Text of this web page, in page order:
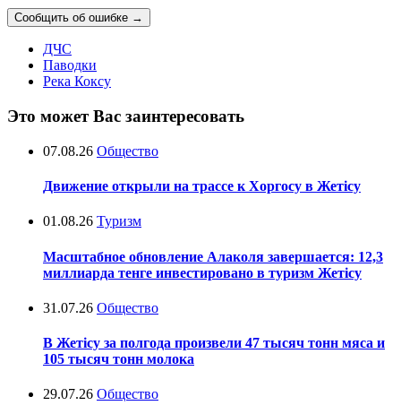
Сообщить об ошибке →
ДЧС
Паводки
Река Коксу
Это может Вас заинтересовать
07.08.26 Общество
Движение открыли на трассе к Хоргосу в Жетісу
01.08.26 Туризм
Масштабное обновление Алаколя завершается: 12,3
миллиарда тенге инвестировано в туризм Жетісу
31.07.26 Общество
В Жетісу за полгода произвели 47 тысяч тонн мяса и
105 тысяч тонн молока
29.07.26 Общество